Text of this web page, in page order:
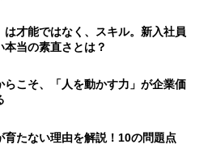
は才能ではなく、スキル。新入社員
本当の素直さとは？
らこそ、「人を動かす力」が企業価
育たない理由を解説！10の問題点